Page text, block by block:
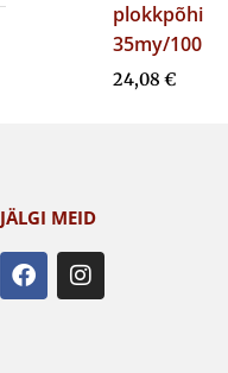
plokkpõhi
35my/100
24,08 €
JÄLGI MEID
F
a
c
I
n
s